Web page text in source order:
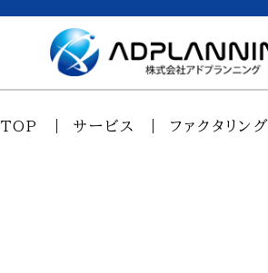
TOP サービス ファクタリング